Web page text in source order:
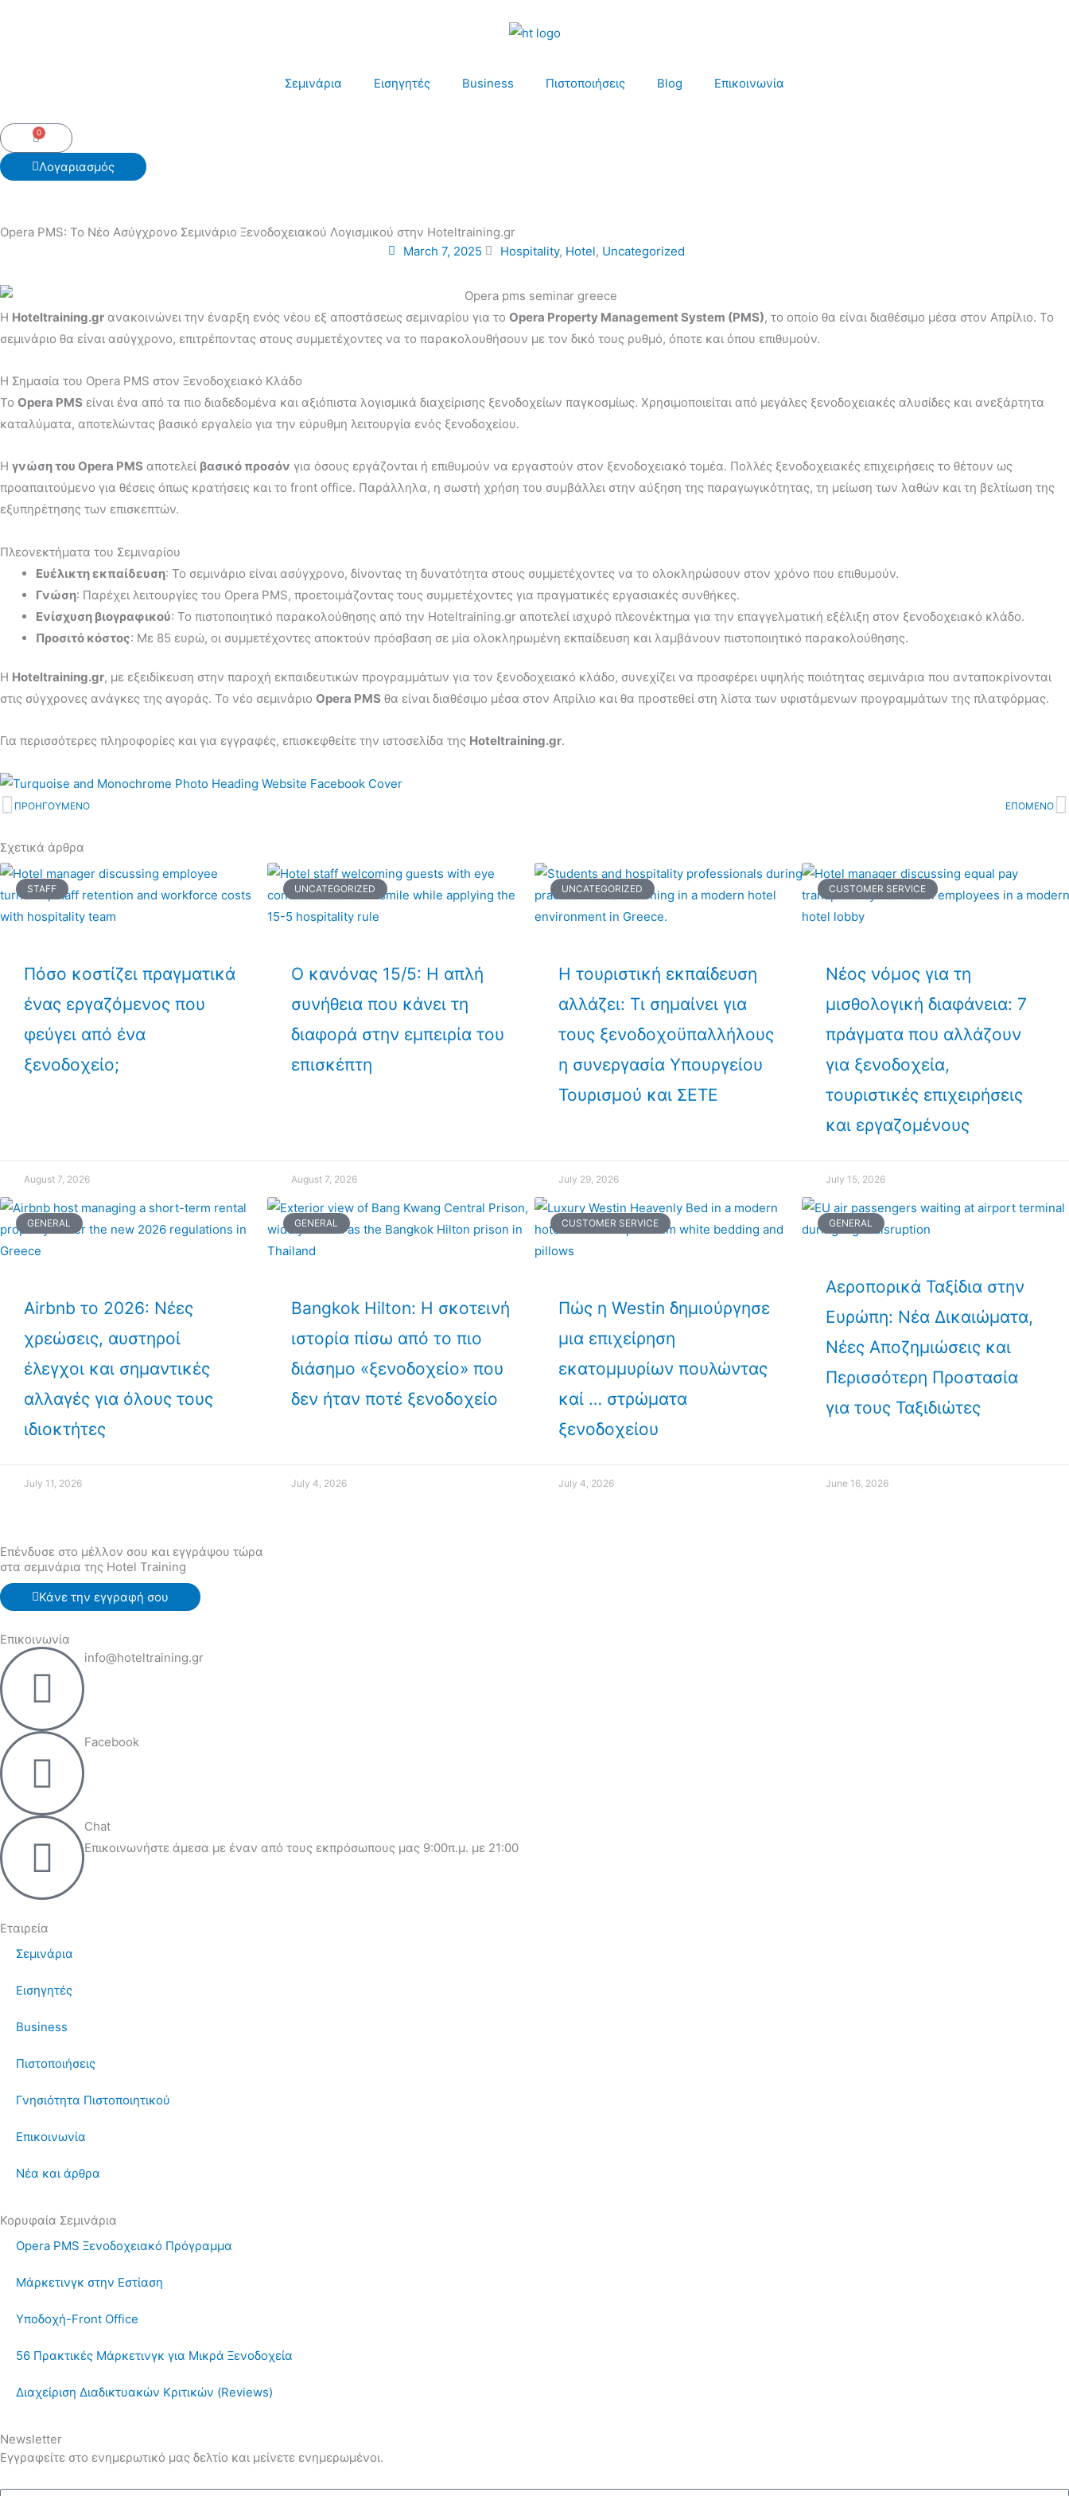
Σεμινάρια Εισηγητές Business Πιστοποιήσεις Blog Επικοινωνία
0
Cart
Λογαριασμός
Opera PMS: Το Νέο Ασύγχρονο Σεμινάριο Ξενοδοχειακού Λογισμικού στην Hoteltraining.gr
March 7, 2025
Hospitality, Hotel, Uncategorized
Η Hoteltraining.gr ανακοινώνει την έναρξη ενός νέου εξ αποστάσεως σεμιναρίου για το Opera Property Management System (PMS), το οποίο θα είναι διαθέσιμο μέσα στον Απρίλιο. Το
σεμινάριο θα είναι ασύγχρονο, επιτρέποντας στους συμμετέχοντες να το παρακολουθήσουν με τον δικό τους ρυθμό, όποτε και όπου επιθυμούν.
Η Σημασία του Opera PMS στον Ξενοδοχειακό Κλάδο
Το Opera PMS είναι ένα από τα πιο διαδεδομένα και αξιόπιστα λογισμικά διαχείρισης ξενοδοχείων παγκοσμίως. Χρησιμοποιείται από μεγάλες ξενοδοχειακές αλυσίδες και ανεξάρτητα
καταλύματα, αποτελώντας βασικό εργαλείο για την εύρυθμη λειτουργία ενός ξενοδοχείου.
Η γνώση του Opera PMS αποτελεί βασικό προσόν για όσους εργάζονται ή επιθυμούν να εργαστούν στον ξενοδοχειακό τομέα. Πολλές ξενοδοχειακές επιχειρήσεις το θέτουν ως
προαπαιτούμενο για θέσεις όπως κρατήσεις και το front office. Παράλληλα, η σωστή χρήση του συμβάλλει στην αύξηση της παραγωγικότητας, τη μείωση των λαθών και τη βελτίωση της
εξυπηρέτησης των επισκεπτών.
Πλεονεκτήματα του Σεμιναρίου
Ευέλικτη εκπαίδευση: Το σεμινάριο είναι ασύγχρονο, δίνοντας τη δυνατότητα στους συμμετέχοντες να το ολοκληρώσουν στον χρόνο που επιθυμούν.
Γνώση: Παρέχει λειτουργίες του Opera PMS, προετοιμάζοντας τους συμμετέχοντες για πραγματικές εργασιακές συνθήκες.
Ενίσχυση βιογραφικού: Το πιστοποιητικό παρακολούθησης από την Hoteltraining.gr αποτελεί ισχυρό πλεονέκτημα για την επαγγελματική εξέλιξη στον ξενοδοχειακό κλάδο.
Προσιτό κόστος: Με 85 ευρώ, οι συμμετέχοντες αποκτούν πρόσβαση σε μία ολοκληρωμένη εκπαίδευση και λαμβάνουν πιστοποιητικό παρακολούθησης.
Η Hoteltraining.gr, με εξειδίκευση στην παροχή εκπαιδευτικών προγραμμάτων για τον ξενοδοχειακό κλάδο, συνεχίζει να προσφέρει υψηλής ποιότητας σεμινάρια που ανταποκρίνονται
στις σύγχρονες ανάγκες της αγοράς. Το νέο σεμινάριο Opera PMS θα είναι διαθέσιμο μέσα στον Απρίλιο και θα προστεθεί στη λίστα των υφιστάμενων προγραμμάτων της πλατφόρμας.
Για περισσότερες πληροφορίες και για εγγραφές, επισκεφθείτε την ιστοσελίδα της Hoteltraining.gr.
Prev
ΠΡΟΗΓΟΥΜΕΝΟ ΕΠΟΜΕΝΟ
Σχετικά άρθρα
STAFF
Πόσο κοστίζει πραγματικά
ένας εργαζόμενος που
φεύγει από ένα
ξενοδοχείο;
August 7, 2026
UNCATEGORIZED
Ο κανόνας 15/5: Η απλή
συνήθεια που κάνει τη
διαφορά στην εμπειρία του
επισκέπτη
August 7, 2026
UNCATEGORIZED
Η τουριστική εκπαίδευση
αλλάζει: Τι σημαίνει για
τους ξενοδοχοϋπαλλήλους
η συνεργασία Υπουργείου
Τουρισμού και ΣΕΤΕ
July 29, 2026
CUSTOMER SERVICE
Νέος νόμος για τη
μισθολογική διαφάνεια: 7
πράγματα που αλλάζουν
για ξενοδοχεία,
τουριστικές επιχειρήσεις
και εργαζομένους
July 15, 2026
GENERAL
Airbnb το 2026: Νέες
χρεώσεις, αυστηροί
έλεγχοι και σημαντικές
αλλαγές για όλους τους
ιδιοκτήτες
July 11, 2026
GENERAL
Bangkok Hilton: Η σκοτεινή
ιστορία πίσω από το πιο
διάσημο «ξενοδοχείο» που
δεν ήταν ποτέ ξενοδοχείο
July 4, 2026
CUSTOMER SERVICE
Πώς η Westin δημιούργησε
μια επιχείρηση
εκατομμυρίων πουλώντας
καί … στρώματα
ξενοδοχείου
July 4, 2026
GENERAL
Αεροπορικά Ταξίδια στην
Ευρώπη: Νέα Δικαιώματα,
Νέες Αποζημιώσεις και
Περισσότερη Προστασία
για τους Ταξιδιώτες
June 16, 2026
Επένδυσε στο μέλλον σου και εγγράψου τώρα
στα σεμινάρια της Hotel Training
Κάνε την εγγραφή σου
Επικοινωνία
info@hoteltraining.gr
Facebook
Chat
Επικοινωνήστε άμεσα με έναν από τους εκπρόσωπους μας 9:00π.μ. με 21:00
Εταιρεία
Σεμινάρια
Εισηγητές
Business
Πιστοποιήσεις
Γνησιότητα Πιστοποιητικού
Επικοινωνία
Νέα και άρθρα
Κορυφαία Σεμινάρια
Opera PMS Ξενοδοχειακό Πρόγραμμα
Μάρκετινγκ στην Εστίαση
Υποδοχή-Front Office
56 Πρακτικές Μάρκετινγκ για Μικρά Ξενοδοχεία
Διαχείριση Διαδικτυακών Κριτικών (Reviews)
Newsletter
Εγγραφείτε στο ενημερωτικό μας δελτίο και μείνετε ενημερωμένοι.